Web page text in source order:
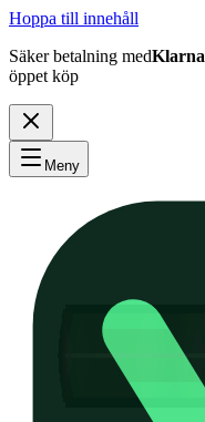
Hoppa till innehåll
Säker betalning medKlarna
öppet köp
Meny